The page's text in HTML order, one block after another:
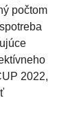
počtom
2022,